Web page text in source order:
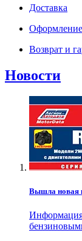
Доставка
Возврат и
Новости
Вышла новая